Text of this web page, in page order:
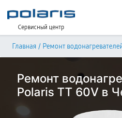
Сервисный центр
Главная / Ремонт
Ремонт
Polaris TT 60V в